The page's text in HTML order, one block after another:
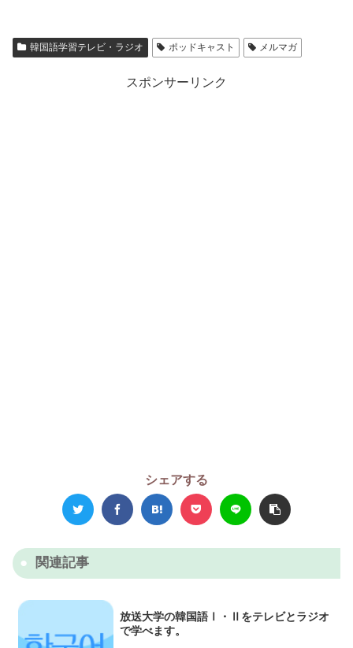
韓国語学習テレビ・ラジオ ポッドキャスト メルマガ
スポンサーリンク
シェアする
関連記事
放送大学の韓国語Ⅰ・Ⅱをテレビとラジオ
で学べます。